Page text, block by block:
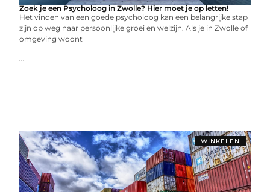
Zoek je een Psycholoog in Zwolle? Hier moet je op letten!
Het vinden van een goede psycholoog kan een belangrijke stap
zijn op weg naar persoonlijke groei en welzijn. Als je in Zwolle of
omgeving woont
...
WINKELEN